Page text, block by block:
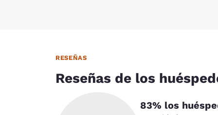
RESEÑAS
Reseñas de los
83% los